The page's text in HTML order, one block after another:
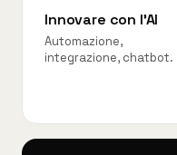
Innovare con l'AI
Automazione,
integrazione, chatbot.